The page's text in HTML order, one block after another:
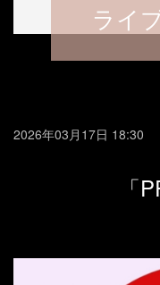
ライ
2026年03月17日 18:30
「